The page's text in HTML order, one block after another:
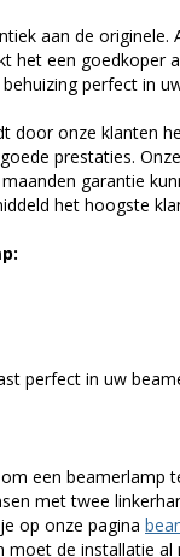
aan de originele.
het een goedkoper
perfect in
door onze klanten
prestaties.
garantie
het hoogste
perfect in uw
een beamerlamp
met twee
op onze pagina
moet de installatie al